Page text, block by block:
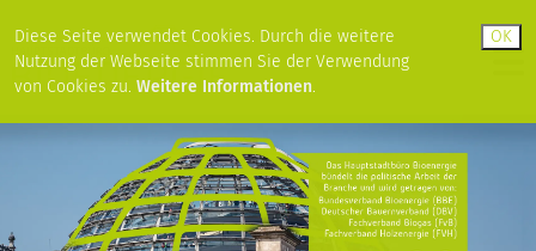
Diese Seite verwendet Cookies. Durch die weitere
Nutzung der Webseite stimmen Sie der Verwendung
von Cookies zu. Weitere Informationen.